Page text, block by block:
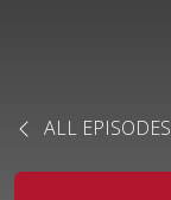
ALL EPISODES